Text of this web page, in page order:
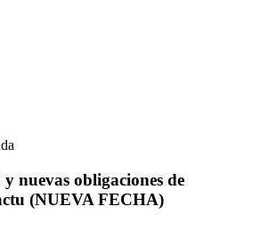
nuevas obligaciones de
(NUEVA FECHA)